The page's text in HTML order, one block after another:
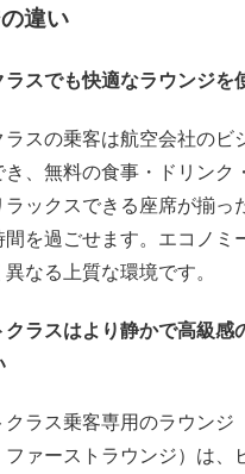
違い
ラスでも快適なラウンジを
ラスの乗客は航空会社のビ
き、無料の食事・ドリンク
ックスできる座席が揃っ
を過ごせます。エコノミ
なる上質な環境です。
クラスはより静かで高級感
クラス乗客専用のラウンジ
ファーストラウンジ）は、